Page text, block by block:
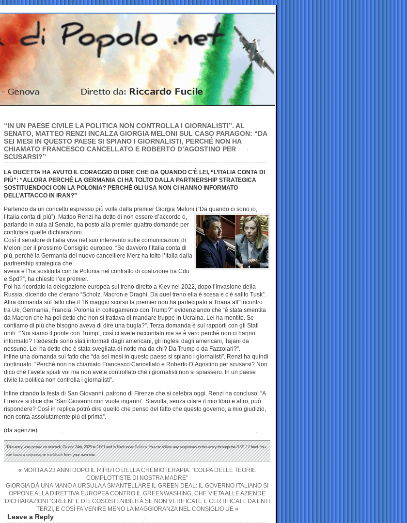
“IN UN PAESE CIVILE LA POLITICA NON CONTROLLA I GIORNALISTI”. AL
SENATO, MATTEO RENZI INCALZA GIORGIA MELONI SUL CASO PARAGON: “DA
SEI MESI IN QUESTO PAESE SI SPIANO I GIORNALISTI, PERCHÉ NON HA
CHIAMATO FRANCESCO CANCELLATO E ROBERTO D’AGOSTINO PER
SCUSARSI?”
LA DUCETTA HA AVUTO IL CORAGGIO DI DIRE CHE DA QUANDO C’È LEI, “L’ITALIA CONTA DI
PIÙ”: “ALLORA PERCHÉ LA GERMANIA CI HA TOLTO DALLA PARTNERSHIP STRATEGICA
SOSTITUENDOCI CON LA POLONIA? PERCHÉ GLI USA NON CI HANNO INFORMATO
DELL’ATTACCO IN IRAN?”
Partendo da un concetto espresso più volte dalla premier Giorgia Meloni (“Da quando ci sono io,
l’Italia conta di più”), Matteo Renzi ha detto di non essere d’accordo e,
parlando in aula al Senato, ha posto alla premier quattro domande per
confutare quelle dichiarazioni.
Così il senatore di Italia viva nel suo intervento sulle comunicazioni di
Meloni per il prossimo Consiglio europeo. “Se davvero l’Italia conta di
più, perché la Germania del nuovo cancelliere Merz ha tolto l’Italia dalla
partnership strategica che
aveva e l’ha sostituita con la Polonia nel contratto di coalizione tra Cdu
e Spd?”, ha chiesto l’ex premier.
Poi ha ricordato la delegazione europea sul treno diretto a Kiev nel 2022, dopo l’invasione della
Russia, dicendo che c’erano “Scholz, Macron e Draghi. Da quel treno ella è scesa e c’è salito Tusk”.
Altra domanda sul fatto che il 16 maggio scorso la premier non ha partecipato a Tirana all'”incontro
tra Uk, Germania, Francia, Polonia in collegamento con Trump?” evidenziando che “è stata smentita
da Macron che ha poi detto che non si trattava di mandare truppe in Ucraina. Lei ha mentito. Se
contiamo di più che bisogno aveva di dire una bugia?”. Terza domanda è sui rapporti con gli Stati
uniti: “‘Noi siamo il ponte con Trump’, così ci avete raccontato ma se è vero perchè non ci hanno
informato? I tedeschi sono stati informati dagli americani, gli inglesi dagli americani, Tajani da
nessuno. Lei ha detto che è stata svegliata di notte ma da chi? Da Trump o da Fazzolari?”.
Infine una domanda sul fatto che “da sei mesi in questo paese si spiano i giornalisti”. Renzi ha quindi
continuato: “Perché non ha chiamato Francesco Cancellato e Roberto D’Agostino per scusarsi? Non
dico che l’avete spiati voi ma non avete controllato che i giornalisti non si spiassero. In un paese
civile la politica non controlla i giornalisti”.
Infine citando la festa di San Giovanni, patrono di Firenze che si celebra oggi, Renzi ha concluso: “A
Firenze si dice che ‘San Giovanni non vuole inganni’. Stavolta, senza citare il mio libro e altro, può
rispondere? Così in replica potrò dire quello che penso del fatto che questo governo, a mio giudizio,
non conta assolutamente più di prima”.
(da agenzie)
This entry was posted on martedì, Giugno 24th, 2025 at 21:01 and is filed underPolitica. You can follow any responses to this entry through theRSS 2.0feed. You
canleave a response, ortrackbackfrom your own site.
« MORTA A 23 ANNI DOPO IL RIFIUTO DELLA CHEMIOTERAPIA: “COLPA DELLE TEORIE
COMPLOTTISTE DI NOSTRA MADRE”
GIORGIA DÀ UNA MANO A URSULA A SMANTELLARE IL GREEN DEAL: IL GOVERNO ITALIANO SI
OPPONE ALLA DIRETTIVA EUROPEA CONTRO IL GREENWASHING, CHE VIETA ALLE AZIENDE
DICHIARAZIONI “GREEN” E DI ECOSOSTENIBILITÀ SE NON VERIFICATE E CERTIFICATE DA ENTI
TERZI, E COSÌ FA VENIRE MENO LA MAGGIORANZA NEL CONSIGLIO UE»
Leave a Reply